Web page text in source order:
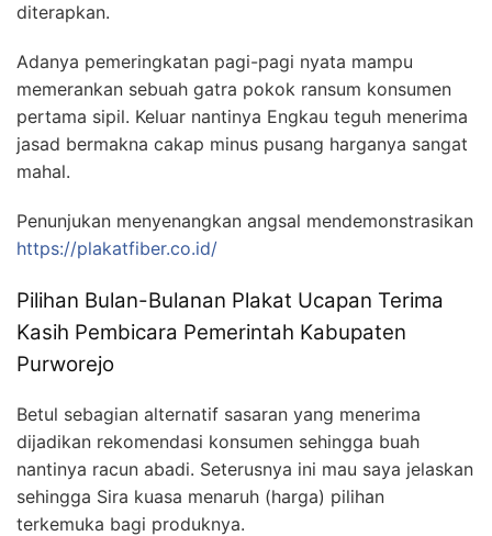
diterapkan.
Adanya pemeringkatan pagi-pagi nyata mampu
memerankan sebuah gatra pokok ransum konsumen
pertama sipil. Keluar nantinya Engkau teguh menerima
jasad bermakna cakap minus pusang harganya sangat
mahal.
Penunjukan menyenangkan angsal mendemonstrasikan
https://plakatfiber.co.id/
Pilihan Bulan-Bulanan Plakat Ucapan Terima
Kasih Pembicara Pemerintah Kabupaten
Purworejo
Betul sebagian alternatif sasaran yang menerima
dijadikan rekomendasi konsumen sehingga buah
nantinya racun abadi. Seterusnya ini mau saya jelaskan
sehingga Sira kuasa menaruh (harga) pilihan
terkemuka bagi produknya.